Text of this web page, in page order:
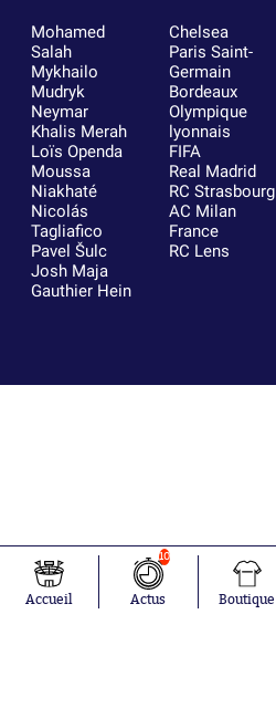
Mohamed
Salah
Mykhailo
Mudryk
Neymar
Khalis Merah
Loïs Openda
Moussa
Niakhaté
Nicolás
Tagliafico
Pavel Šulc
Josh Maja
Gauthier Hein
Chelsea
Paris Saint-
Germain
Bordeaux
Olympique
lyonnais
FIFA
Real Madrid
RC Strasbourg
AC Milan
France
RC Lens
Accueil
10
Actus Boutique